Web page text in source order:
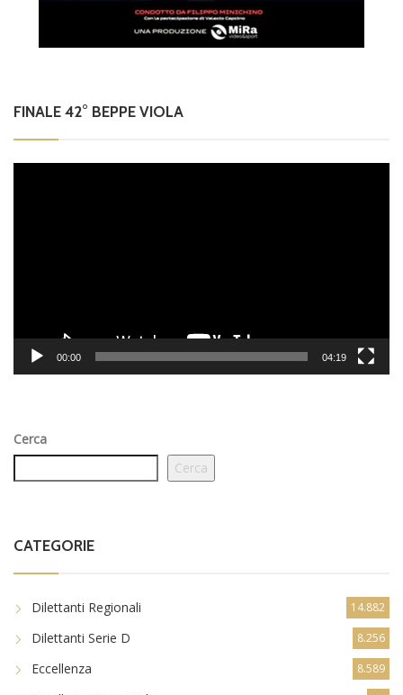
FINALE 42° BEPPE VIOLA
00:00 04:19
Cerca
Cerca
CATEGORIE
Dilettanti Regionali 14.882
Dilettanti Serie D 8.256
Eccellenza 8.589